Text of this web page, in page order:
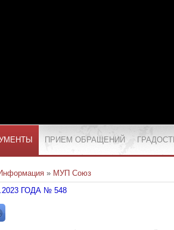
ПРИЕМ ОБРАЩЕНИЙ
» МУП Союз
ГОДА № 548